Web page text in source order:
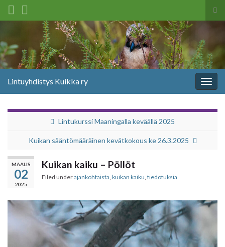
Search for:
Lintuyhdistys Kuikka ry
Lintukurssi Maaningalla keväällä 2025
Kuikan sääntömääräinen kevätkokous ke 26.3.2025
MAALIS
02
2025
Kuikan kaiku – Pöllöt
Filed underajankohtaista kuikan kaiku tiedotuksia